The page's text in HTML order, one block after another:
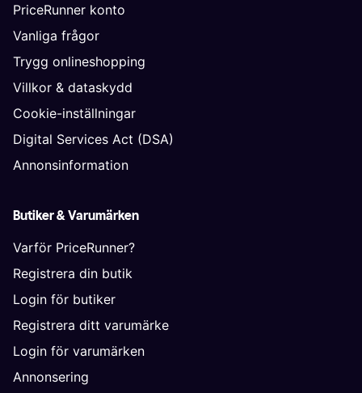
PriceRunner konto
Vanliga frågor
Trygg onlineshopping
Villkor & dataskydd
Cookie-inställningar
Digital Services Act (DSA)
Annonsinformation
Butiker & Varumärken
Varför PriceRunner?
Registrera din butik
Login för butiker
Registrera ditt varumärke
Login för varumärken
Annonsering